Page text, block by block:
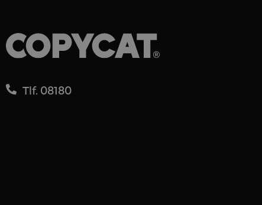
Tlf. 08180